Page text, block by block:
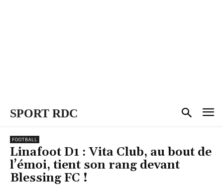
SPORT RDC
FOOTBALL
Linafoot D1 : Vita Club, au bout de
l’émoi, tient son rang devant
Blessing FC !